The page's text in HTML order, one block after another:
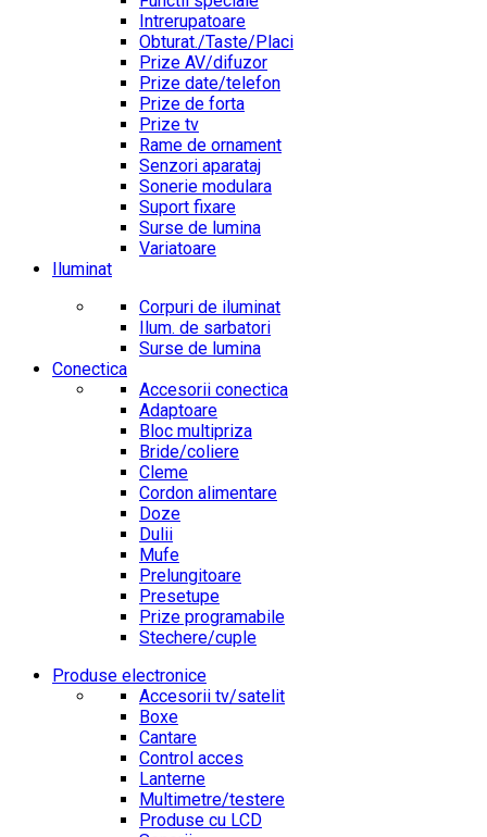
Intrerupatoare
Obturat./Taste/Placi
Prize AV/difuzor
Prize date/telefon
Prize de forta
Prize tv
Rame de ornament
Senzori aparataj
Sonerie modulara
Suport fixare
Surse de lumina
Variatoare
Iluminat
Corpuri de iluminat
Ilum. de sarbatori
Surse de lumina
Conectica
Accesorii conectica
Adaptoare
Bloc multipriza
Bride/coliere
Cleme
Cordon alimentare
Doze
Dulii
Mufe
Prelungitoare
Presetupe
Prize programabile
Stechere/cuple
Produse electronice
Accesorii tv/satelit
Boxe
Cantare
Control acces
Lanterne
Multimetre/testere
Produse cu LCD